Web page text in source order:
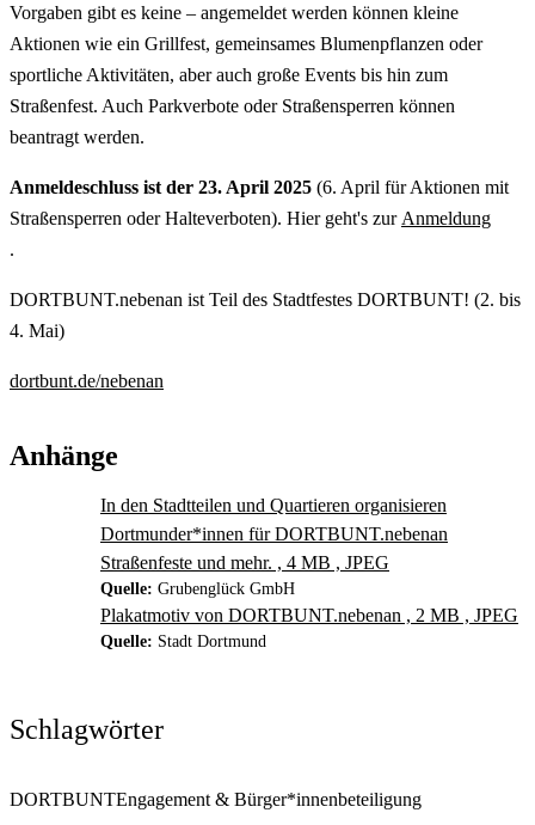
Vorgaben gibt es keine – angemeldet werden können kleine
Aktionen wie ein Grillfest, gemeinsames Blumenpflanzen oder
sportliche Aktivitäten, aber auch große Events bis hin zum
Straßenfest. Auch Parkverbote oder Straßensperren können
beantragt werden.
Anmeldeschluss ist der 23. April 2025 (6. April für Aktionen mit
Straßensperren oder Halteverboten). Hier geht's zur Anmeldung
.
DORTBUNT.nebenan ist Teil des Stadtfestes DORTBUNT! (2. bis
4. Mai)
dortbunt.de/nebenan
Anhänge
In den Stadtteilen und Quartieren organisieren
Dortmunder*innen für DORTBUNT.nebenan
Straßenfeste und mehr. , 4 MB , JPEG
Quelle: Grubenglück GmbH
Plakatmotiv von DORTBUNT.nebenan , 2 MB , JPEG
Quelle: Stadt Dortmund
Schlagwörter
DORTBUNTEngagement & Bürger*innenbeteiligung